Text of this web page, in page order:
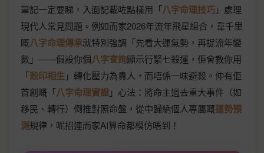
筆記一定要睇，入面記載咗點樣用「八字命理技巧」處理
現代人常見問題。例如而家2026年流年飛星組合，韋千里
嘅八字命理傳承就特別強調「先看大運氣勢，再捉流年變
數」——假設你個八字查詢顯示行緊七殺運，佢會教你用
「殺印相生」轉化壓力為貴人，而唔係一味避殺。仲有佢
首創嘅「八字命理實證」心法：將命主過去重大事件（如
移民、轉行）倒推對照命盤，從中歸納個人專屬嘅運勢預
測規律，呢招連而家AI算命都模仿唔到！